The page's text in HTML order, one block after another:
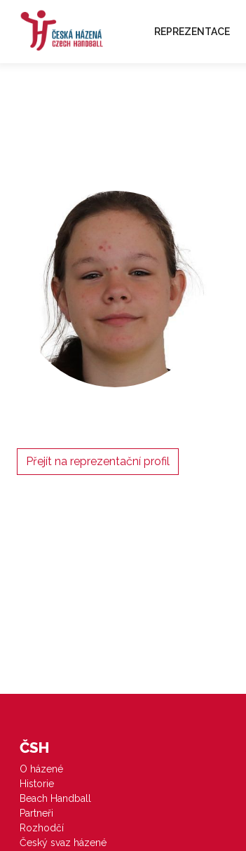
REPREZENTACE
Přejít na reprezentační profil
ČSH
O házené
Historie
Beach Handball
Partneři
Rozhodčí
Český svaz házené